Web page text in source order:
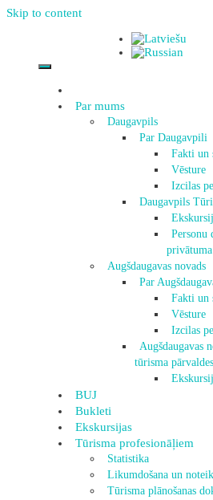
Skip to content
Par mums
Daugavpils
Par Daugavpili
Fakti un
Vēsture
Izcilas
Daugavpils
Personu
Augšdaugavas novads
Par
Fakti un
Vēsture
Izcilas
Augšdaugavas
tūrisma
BUJ
Bukleti
Ekskursijas
Tūrisma profesionāļiem
Statistika
Likumdošana un
Tūrisma plānošanas